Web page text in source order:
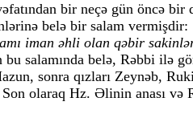
bir neçə gün öncə
belə bir salam vermişdir:
iman əhli olan qəbir
salamında belə, Rəbbi ilə
sonra qızları Zeynəb,
olaraq Hz. Əlinin anası və